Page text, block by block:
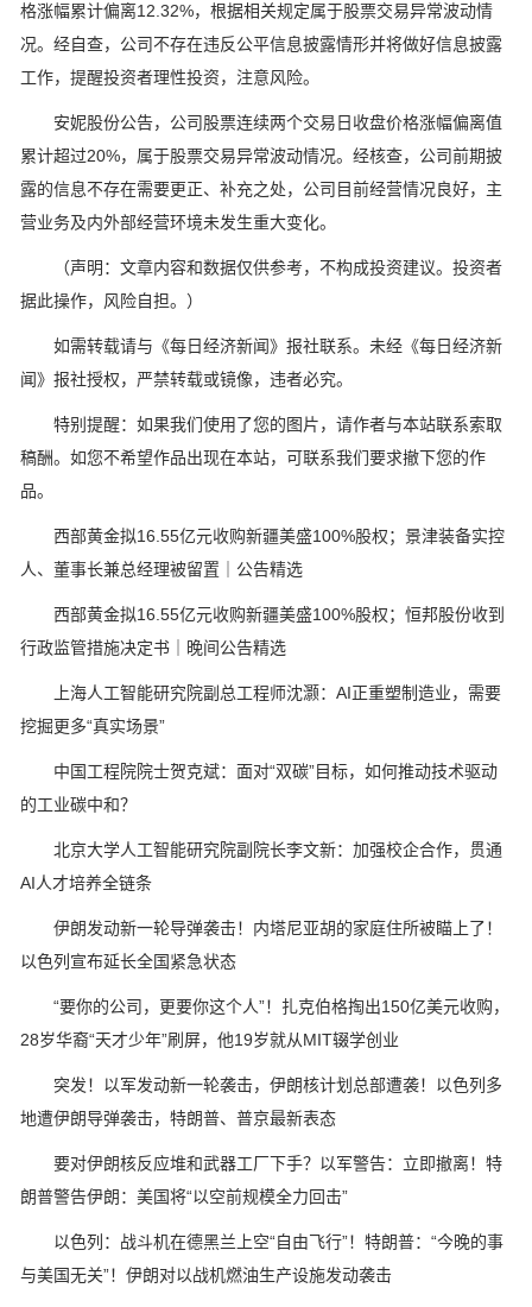
格涨幅累计偏离12.32%，根据相关规定属于股票交易异常波动情
况。经自查，公司不存在违反公平信息披露情形并将做好信息披露
工作，提醒投资者理性投资，注意风险。
安妮股份公告，公司股票连续两个交易日收盘价格涨幅偏离值
累计超过20%，属于股票交易异常波动情况。经核查，公司前期披
露的信息不存在需要更正、补充之处，公司目前经营情况良好，主
营业务及内外部经营环境未发生重大变化。
（声明：文章内容和数据仅供参考，不构成投资建议。投资者
据此操作，风险自担。）
如需转载请与《每日经济新闻》报社联系。未经《每日经济新
闻》报社授权，严禁转载或镜像，违者必究。
特别提醒：如果我们使用了您的图片，请作者与本站联系索取
稿酬。如您不希望作品出现在本站，可联系我们要求撤下您的作
品。
西部黄金拟16.55亿元收购新疆美盛100%股权；景津装备实控
人、董事长兼总经理被留置｜公告精选
西部黄金拟16.55亿元收购新疆美盛100%股权；恒邦股份收到
行政监管措施决定书｜晚间公告精选
上海人工智能研究院副总工程师沈灏：AI正重塑制造业，需要
挖掘更多“真实场景”
中国工程院院士贺克斌：面对“双碳”目标，如何推动技术驱动
的工业碳中和？
北京大学人工智能研究院副院长李文新：加强校企合作，贯通
AI人才培养全链条
伊朗发动新一轮导弹袭击！内塔尼亚胡的家庭住所被瞄上了！
以色列宣布延长全国紧急状态
“要你的公司，更要你这个人”！扎克伯格掏出150亿美元收购，
28岁华裔“天才少年”刷屏，他19岁就从MIT辍学创业
突发！以军发动新一轮袭击，伊朗核计划总部遭袭！以色列多
地遭伊朗导弹袭击，特朗普、普京最新表态
要对伊朗核反应堆和武器工厂下手？以军警告：立即撤离！特
朗普警告伊朗：美国将“以空前规模全力回击”
以色列：战斗机在德黑兰上空“自由飞行”！特朗普：“今晚的事
与美国无关”！伊朗对以战机燃油生产设施发动袭击